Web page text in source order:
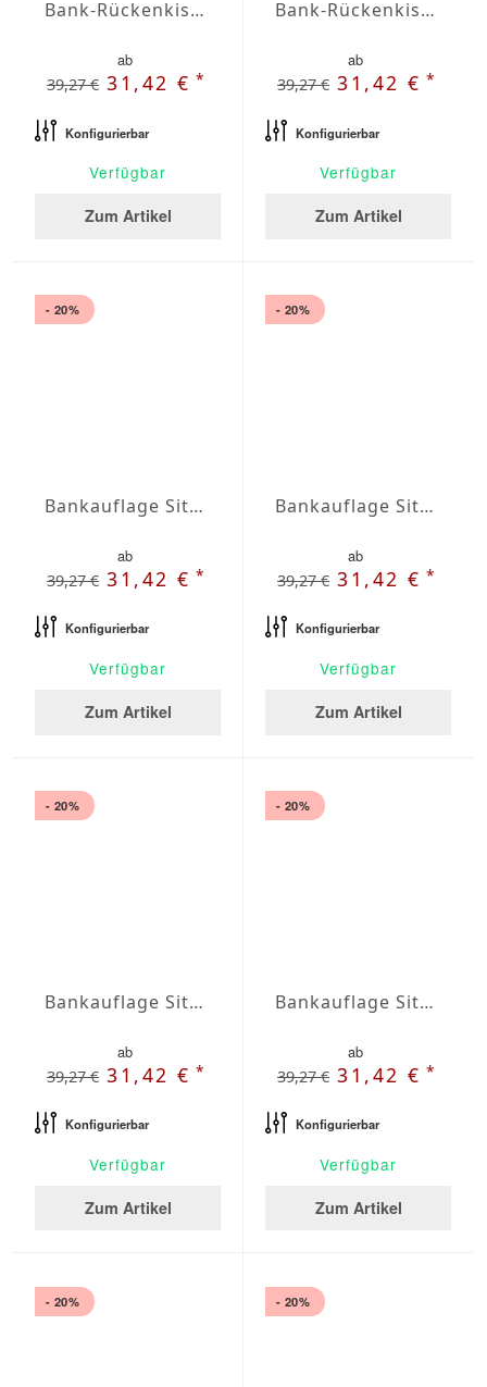
Bank-Rückenkissen Agora Plains Perla
ab
39,27 € 31,42 €*
Konfigurierbar
Verfügbar
Zum Artikel
Bank-Rückenkissen Agora Plains Verde Claro
ab
39,27 € 31,42 €*
Konfigurierbar
Verfügbar
Zum Artikel
- 20%
Bankauflage Sitz Agora Plains Gris
ab
39,27 € 31,42 €*
Konfigurierbar
Verfügbar
Zum Artikel
- 20%
Bankauflage Sitz Agora Plains Marfil
ab
39,27 € 31,42 €*
Konfigurierbar
Verfügbar
Zum Artikel
- 20%
Bankauflage Sitz Agora Plains Mineral
ab
39,27 € 31,42 €*
Konfigurierbar
Verfügbar
Zum Artikel
- 20%
Bankauflage Sitz Agora Plains Negro
ab
39,27 € 31,42 €*
Konfigurierbar
Verfügbar
Zum Artikel
- 20% - 20%